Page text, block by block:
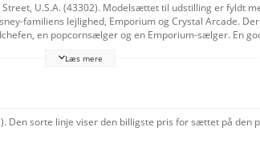
U.S.A. (43302). Modelsættet til udstilling er fyldt
familiens lejlighed, Emporium og Crystal Arcade.
en popcornsælger og en Emporium-sælger. En
Læs mere
Den sorte linje viser den billigste pris for sættet på den